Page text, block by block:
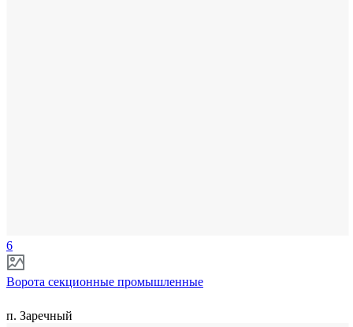
6
Ворота секционные промышленные
п. Заречный